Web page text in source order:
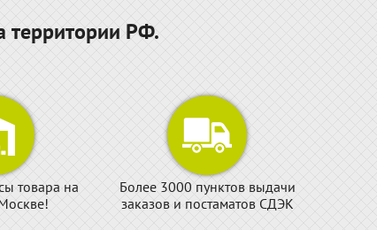
территории РФ.
товара на
Более 3000 пунктов выдачи
заказов и постаматов СДЭК